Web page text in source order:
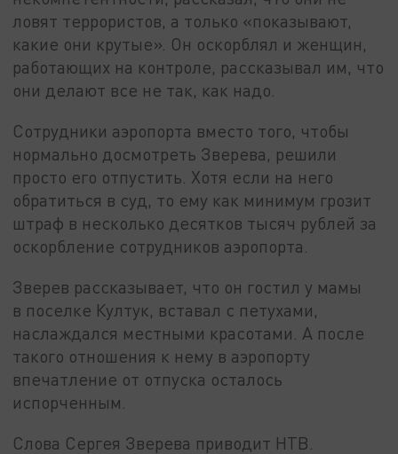
ловят террористов, а только «показывают,
какие они крутые». Он оскорблял и женщин,
работающих на контроле, рассказывал им, что
они делают все не так, как надо.
Сотрудники аэропорта вместо того, чтобы
нормально досмотреть Зверева, решили
просто его отпустить. Хотя если на него
обратиться в суд, то ему как минимум грозит
штраф в несколько десятков тысяч рублей за
оскорбление сотрудников аэропорта.
Зверев рассказывает, что он гостил у мамы
в поселке Култук, вставал с петухами,
наслаждался местными красотами. А после
такого отношения к нему в аэропорту
впечатление от отпуска осталось
испорченным.
Слова Сергея Зверева приводит НТВ.